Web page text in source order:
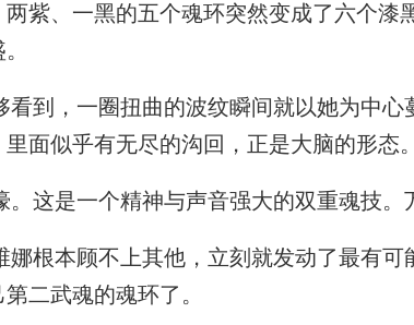
紫、一黑的五个魂环突然变成了六个漆
到，一圈扭曲的波纹瞬间就以她为中心
面似乎有无尽的沟回，正是大脑的形态。
是一个精神与声音强大的双重魂技。
根本顾不上其他，立刻就发动了最有可
二武魂的魂环了。